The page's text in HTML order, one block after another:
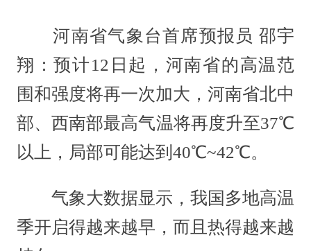
河南省气象台首席预报员 邵宇
翔：预计12日起，河南省的高温范
围和强度将再一次加大，河南省北中
部、西南部最高气温将再度升至37℃
以上，局部可能达到40℃~42℃。
气象大数据显示，我国多地高温
季开启得越来越早，而且热得越来越